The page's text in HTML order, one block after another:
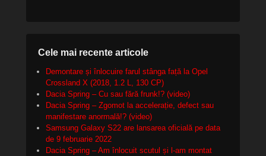
Cele mai recente articole
Demontare și înlocuire farul stânga față la Opel
Crossland X (2018, 1.2 L, 130 CP)
Dacia Spring – Cu sau fără frunk!? (video)
Dacia Spring – Zgomot la accelerație, defect sau
manifestare anormală!? (video)
Samsung Galaxy S22 are lansarea oficială pe data
de 9 februarie 2022
Dacia Spring – Am înlocuit scutul și l-am montat